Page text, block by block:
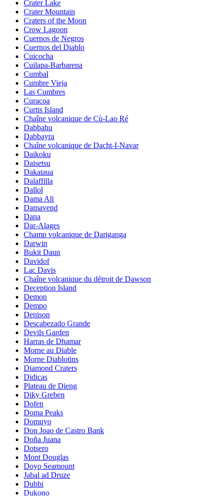
Crater Lake
Crater Mountain
Craters of the Moon
Crow Lagoon
Cuernos de Negros
Cuernos del Diablo
Cuicocha
Cuilapa-Barbarena
Cumbal
Cumbre Vieja
Las Cumbres
Curacoa
Curtis Island
Chaîne volcanique de Cù-Lao Ré
Dabbahu
Dabbayra
Chaîne volcanique de Dacht-I-Navar
Daikoku
Daisetsu
Dakataua
Dalaffilla
Dallol
Dama Ali
Damavend
Dana
Dar-Alages
Champ volcanique de Dariganga
Darwin
Bukit Daun
Davidof
Lac Davis
Chaîne volcanique du détroit de Dawson
Deception Island
Demon
Dempo
Denison
Descabezado Grande
Devils Garden
Harras de Dhamar
Morne au Diable
Morne Diablotins
Diamond Craters
Didicas
Plateau de Dieng
Diky Greben
Dofen
Doma Peaks
Domuyo
Don Joao de Castro Bank
Doña Juana
Dotsero
Mont Douglas
Doyo Seamount
Jabal ad Druze
Dubbi
Dukono